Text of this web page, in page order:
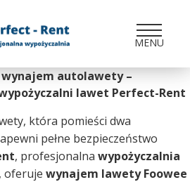
MENU
autolawety –
lawet Perfect-Rent
która pomieści dwa
pełne bezpieczeństwo
, profesjonalna wypożyczalnia
oferuje wynajem lawety Foowee